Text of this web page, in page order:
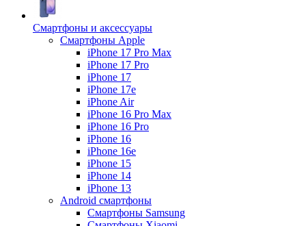
Смартфоны и аксессуары
Смартфоны Apple
iPhone 17 Pro Max
iPhone 17 Pro
iPhone 17
iPhone 17e
iPhone Air
iPhone 16 Pro Max
iPhone 16 Pro
iPhone 16
iPhone 16e
iPhone 15
iPhone 14
iPhone 13
Android cмартфоны
Смартфоны Samsung